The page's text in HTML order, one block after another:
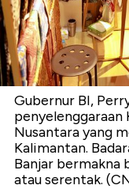
Gubernur BI,
penyelenggaraan
Nusantara yang
Kalimantan.
Banjar bermakna
atau serentak.